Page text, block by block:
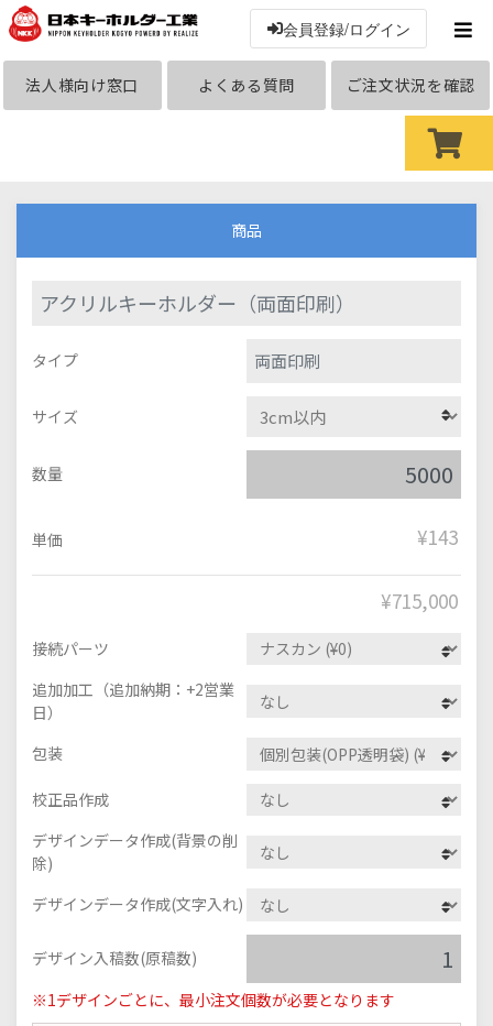
会員登録/ログイン
法人様向け窓口 よくある質問 ご注文状況を確認
商品
アクリルキーホルダー（両面印刷）
タイプ 両面印刷
サイズ
数量
単価 ¥143
¥715,000
接続パーツ
追加加工（追加納期：+2営業
日）
包装
校正品作成
デザインデータ作成(背景の削
除)
デザインデータ作成(文字入れ)
デザイン入稿数(原稿数)
※1デザインごとに、最小注文個数が必要となります